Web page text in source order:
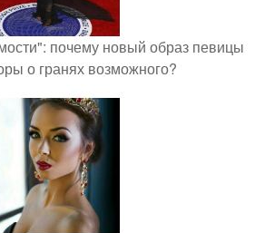
почему новый образ певицы
о гранях возможного?